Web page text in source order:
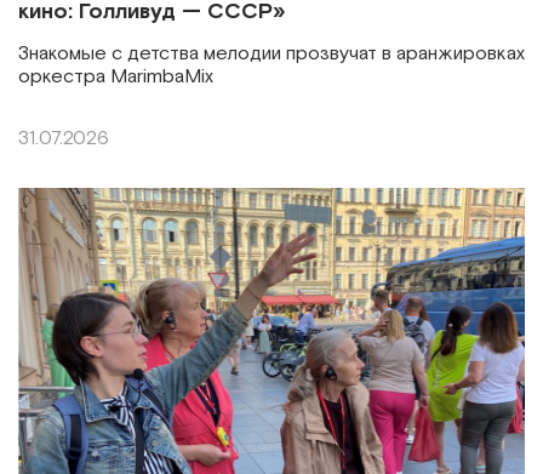
кино: Голливуд — СССР»
Знакомые с детства мелодии прозвучат в аранжировках
оркестра MarimbaMix
31.07.2026